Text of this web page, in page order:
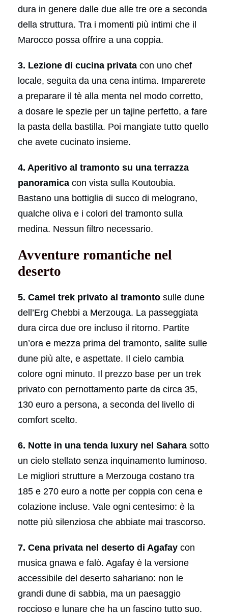
dura in genere dalle due alle tre ore a seconda
della struttura. Tra i momenti più intimi che il
Marocco possa offrire a una coppia.
3. Lezione di cucina privata con uno chef
locale, seguita da una cena intima. Imparerete
a preparare il tè alla menta nel modo corretto,
a dosare le spezie per un tajine perfetto, a fare
la pasta della bastilla. Poi mangiate tutto quello
che avete cucinato insieme.
4. Aperitivo al tramonto su una terrazza
panoramica con vista sulla Koutoubia.
Bastano una bottiglia di succo di melograno,
qualche oliva e i colori del tramonto sulla
medina. Nessun filtro necessario.
Avventure romantiche nel
deserto
5. Camel trek privato al tramonto sulle dune
dell’Erg Chebbi a Merzouga. La passeggiata
dura circa due ore incluso il ritorno. Partite
un’ora e mezza prima del tramonto, salite sulle
dune più alte, e aspettate. Il cielo cambia
colore ogni minuto. Il prezzo base per un trek
privato con pernottamento parte da circa 35,
130 euro a persona, a seconda del livello di
comfort scelto.
6. Notte in una tenda luxury nel Sahara sotto
un cielo stellato senza inquinamento luminoso.
Le migliori strutture a Merzouga costano tra
185 e 270 euro a notte per coppia con cena e
colazione incluse. Vale ogni centesimo: è la
notte più silenziosa che abbiate mai trascorso.
7. Cena privata nel deserto di Agafay con
musica gnawa e falò. Agafay è la versione
accessibile del deserto sahariano: non le
grandi dune di sabbia, ma un paesaggio
roccioso e lunare che ha un fascino tutto suo.